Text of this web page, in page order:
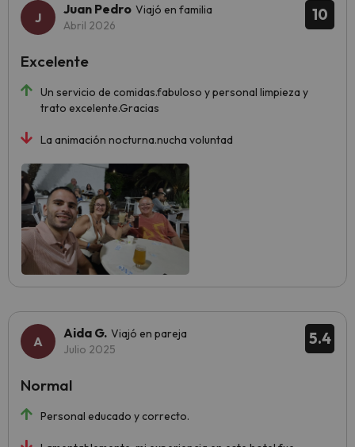
10
Juan Pedro Viajó en familia
Abril 2026
Un servicio de comidas.fabuloso y personal limpieza y
trato excelente.Gracias
La animación nocturna.nucha voluntad
Excelente
5.4
Aida G. Viajó en pareja
Julio 2025
Personal educado y correcto.
Normal